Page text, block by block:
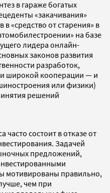
в гараже богатых
«закачивания»
«средство от старения» в
на базе
лидера онлайн-
законов развития
разработок,
широкой кооперации — и
или физики)
решений
часто состоит в отказе от
Задачей
предложений,
мотивированы правильно,
чем при